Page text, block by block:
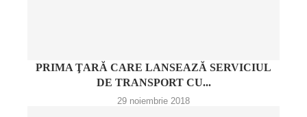
PRIMA ŢARĂ CARE LANSEAZĂ SERVICIUL
DE TRANSPORT CU...
29 noiembrie 2018